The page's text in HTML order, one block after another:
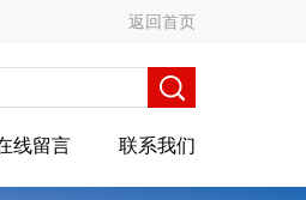
返回首页
线留言 联系我们